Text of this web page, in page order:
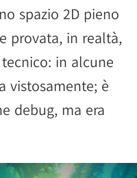
spazio 2D pieno
provata, in realtà,
in alcune
vistosamente; è
debug, ma era